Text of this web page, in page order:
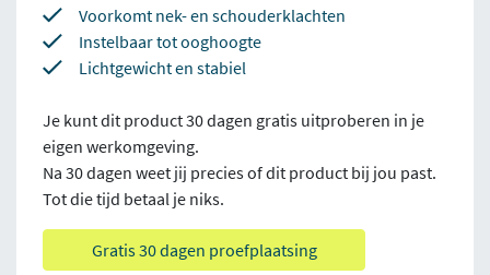
Voorkomt nek- en schouderklachten
Instelbaar tot ooghoogte
Lichtgewicht en stabiel
Je kunt dit product 30 dagen gratis uitproberen in je
eigen werkomgeving.
Na 30 dagen weet jij precies of dit product bij jou past.
Tot die tijd betaal je niks.
Gratis 30 dagen proefplaatsing